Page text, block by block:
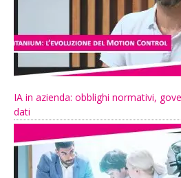
IA in azienda: obblighi normativi,
dati